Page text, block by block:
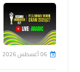
06 أغسطس 2026